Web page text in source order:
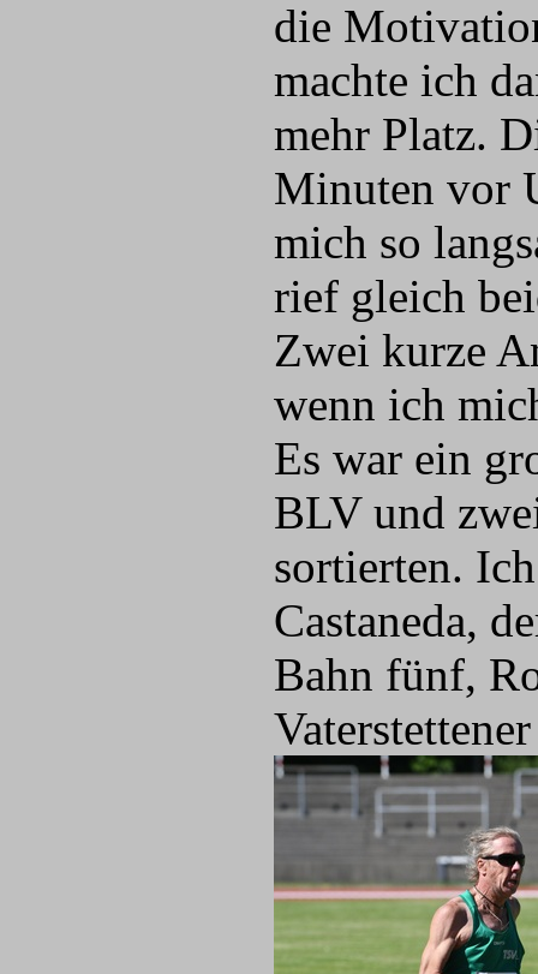
die
machte ich
mehr Platz.
Minuten vor
mich so
rief gleich
Zwei kurze
wenn ich
Es war ein
BLV und
sortierten.
Castaneda,
Bahn fünf,